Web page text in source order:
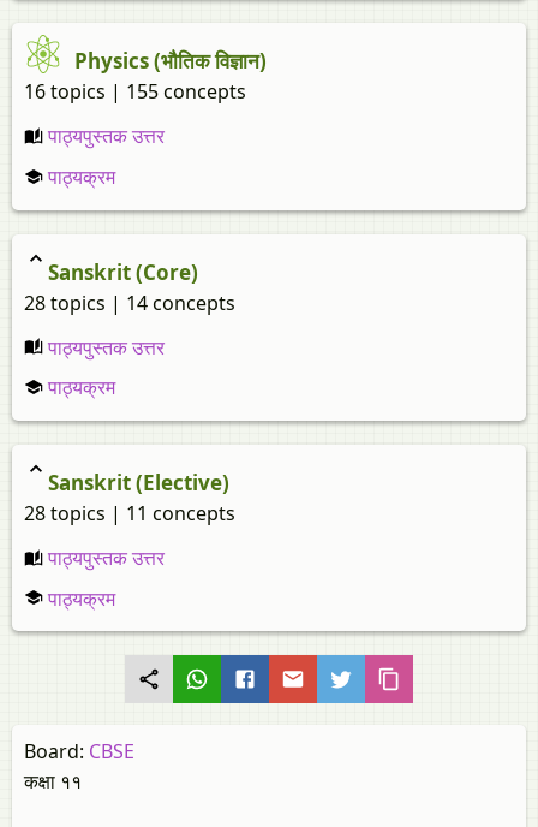
Physics (भौतिक विज्ञान)
16 topics | 155 concepts
पाठ्यपुस्तक उत्तर
पाठ्यक्रम
Sanskrit (Core)
28 topics | 14 concepts
पाठ्यपुस्तक उत्तर
पाठ्यक्रम
Sanskrit (Elective)
28 topics | 11 concepts
पाठ्यपुस्तक उत्तर
पाठ्यक्रम
Board: CBSE
कक्षा ११